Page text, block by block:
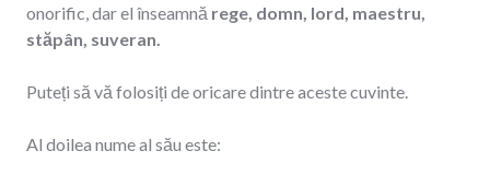
onorific, dar el înseamnă rege, domn, lord, maestru,
stăpân, suveran.
Puteți să vă folosiți de oricare dintre aceste cuvinte.
Al doilea nume al său este: